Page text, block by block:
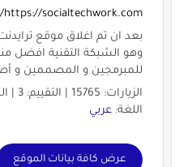
https://socialtechwork.com/
بعد ان تم اغلاق موقع
وهو الشبكة التقنية افضل
للمبرمجين و المصممين و
الزيارات: 15765 | التقييم: 3 | المقيّمين: 67 | الدولة:
اللغة: عربي
عرض كافة بيانات الموقع